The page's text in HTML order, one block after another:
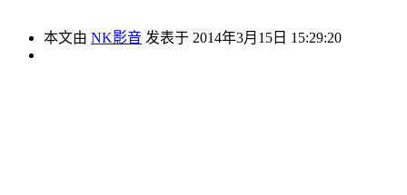
本文由 NK影音 发表于 2014年3月15日 15:29:20